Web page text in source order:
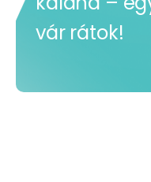
vár rátok!